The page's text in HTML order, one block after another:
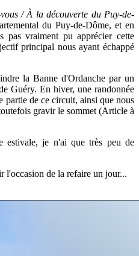
/ À la découverte du Puy-de-
du Puy-de-Dôme, et en
pas vraiment pu apprécier cette
principal nous ayant échappé
la Banne d'Ordanche par un
Guéry. En hiver, une randonnée
partie de ce circuit, ainsi que nous
gravir le sommet (Article à
estivale, je n'ai que très peu de
l'occasion de la refaire un jour...